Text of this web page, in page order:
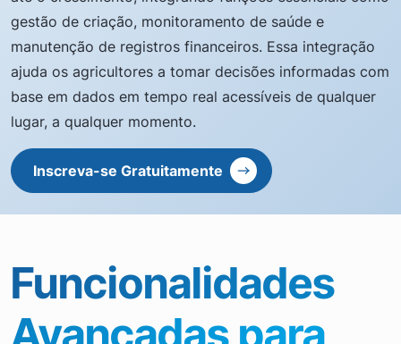
gestão de criação, monitoramento de saúde e
manutenção de registros financeiros. Essa integração
ajuda os agricultores a tomar decisões informadas com
base em dados em tempo real acessíveis de qualquer
lugar, a qualquer momento.
Inscreva-se Gratuitamente
Funcionalidades